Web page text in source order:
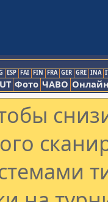
ESP FAI FIN FRA GER GRE INA
Фото ЧАВО